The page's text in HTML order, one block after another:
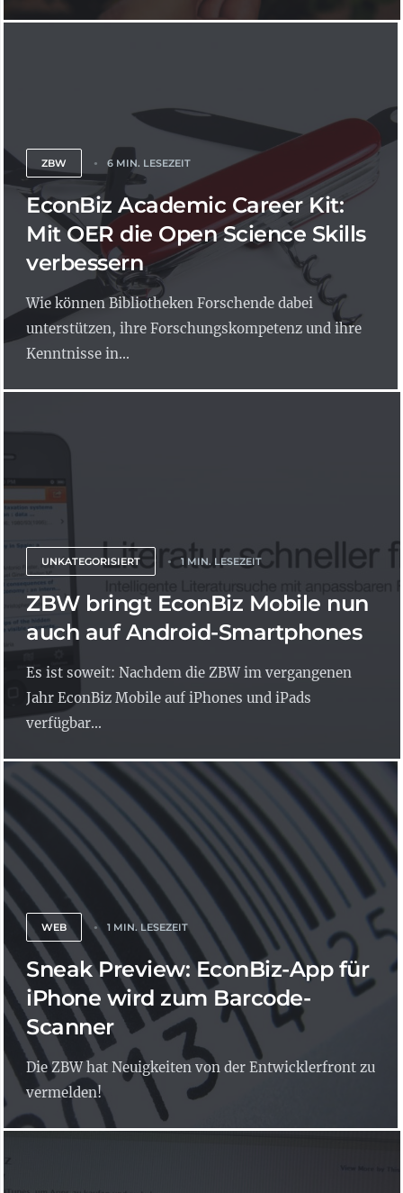
ZBW 6 MIN. LESEZEIT
EconBiz Academic Career Kit:
Mit OER die Open Science Skills
verbessern
Wie können Bibliotheken Forschende dabei
unterstützen, ihre Forschungskompetenz und ihre
Kenntnisse in...
UNKATEGORISIERT 1 MIN. LESEZEIT
ZBW bringt EconBiz Mobile nun
auch auf Android-Smartphones
Es ist soweit: Nachdem die ZBW im vergangenen
Jahr EconBiz Mobile auf iPhones und iPads
verfügbar...
WEB 1 MIN. LESEZEIT
Sneak Preview: EconBiz-App für
iPhone wird zum Barcode-
Scanner
Die ZBW hat Neuigkeiten von der Entwicklerfront zu
vermelden!